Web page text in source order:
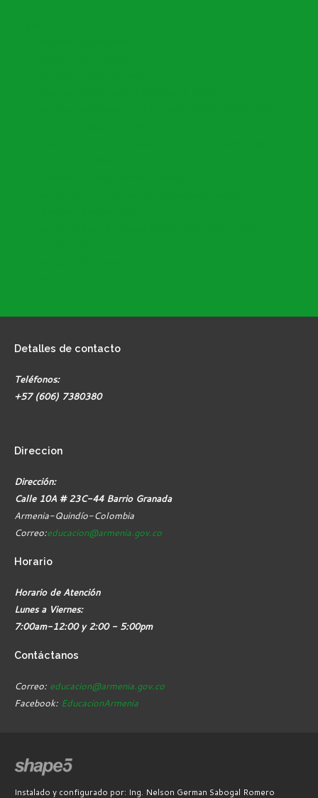
Detalles de contacto
Teléfonos:
+57 (606) 7380380
Direccion
Dirección:
Calle 10A # 23C-44 Barrio Granada
Armenia-Quindío-Colombia
Correo:educacion@armenia.gov.co
Horario
Horario de Atención
Lunes a Viernes:
7:00am-12:00 y 2:00 - 5:00pm
Contáctanos
Correo: educacion@armenia.gov.co
Facebook: EducacionArmenia
Instalado y configurado por: Ing. Nelson German Sabogal Romero